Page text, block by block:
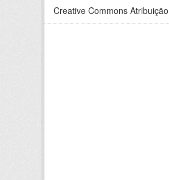
Creative Commons Atribuição